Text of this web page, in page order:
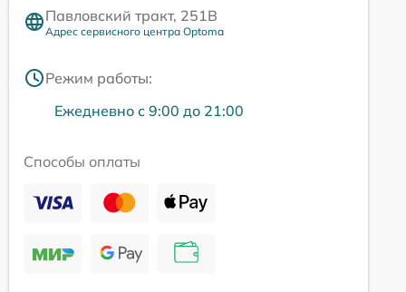
Павловский тракт, 251В
Адрес сервисного центра Optoma
Режим работы:
Ежедневно с 9:00 до 21:00
Способы оплаты